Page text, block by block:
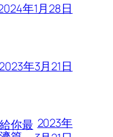
年1月28日
2023年3月21日
你最 2023年